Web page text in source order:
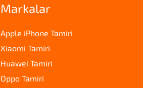
Markalar
Apple iPhone Tamiri
Xiaomi Tamiri
Huawei Tamiri
Oppo Tamiri